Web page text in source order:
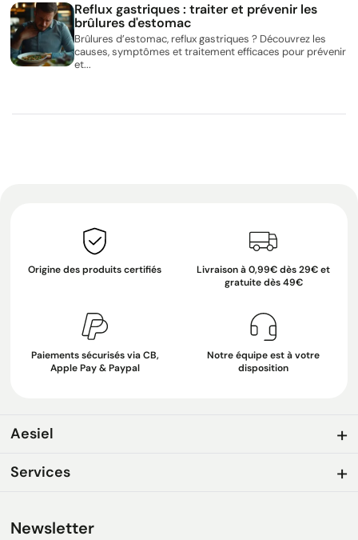
Reflux gastriques : traiter et prévenir les
brûlures d'estomac
Brûlures d’estomac, reflux gastriques ? Découvrez les
causes, symptômes et traitement efficaces pour prévenir
et...
Origine des produits certifiés
Livraison à 0,99€ dès 29€ et
gratuite dès 49€
Paiements sécurisés via CB,
Apple Pay & Paypal
Notre équipe est à votre
disposition
Aesiel
Services
Newsletter